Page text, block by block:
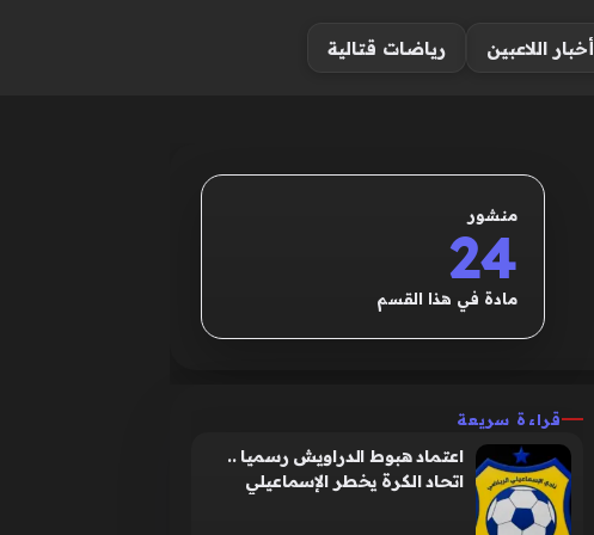
أخبار اللاعبين رياضات قتالية
منشور
24
مادة في هذا القسم
قراءة سريعة
اعتماد هبوط الدراويش رسميا ..
اتحاد الكرة يخطر الإسماعيلي